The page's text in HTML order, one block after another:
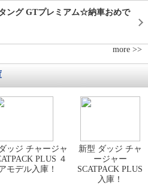
ング GTプレミアム☆納車おめで
more >>
ッジ チャージャ
PLUS ４
モデル入庫！
新型 ダッジ チャ
ージャー
SCATPACK PLUS
入庫！